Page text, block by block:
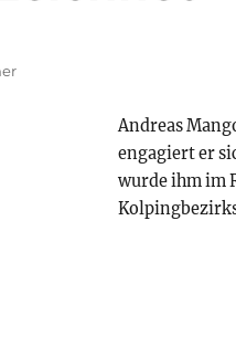
Andreas
engagiert er
wurde ihm im